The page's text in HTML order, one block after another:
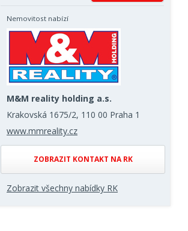
Nemovitost nabízí
M&M reality holding a.s.
Krakovská 1675/2, 110 00 Praha 1
www.mmreality.cz
ZOBRAZIT KONTAKT NA RK
Zobrazit všechny nabídky RK